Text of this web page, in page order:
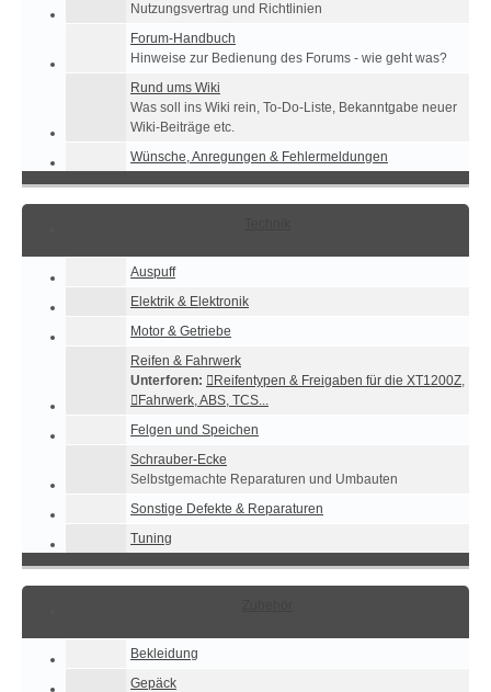
Nutzungsvertrag und Richtlinien
Forum-Handbuch
Hinweise zur Bedienung des Forums - wie geht was?
Rund ums Wiki
Was soll ins Wiki rein, To-Do-Liste, Bekanntgabe neuer
Wiki-Beiträge etc.
Wünsche, Anregungen & Fehlermeldungen
Auspuff
Elektrik & Elektronik
Motor & Getriebe
Reifen & Fahrwerk
Unterforen:
Reifentypen & Freigaben für die XT1200Z,
Fahrwerk, ABS, TCS...
Felgen und Speichen
Schrauber-Ecke
Selbstgemachte Reparaturen und Umbauten
Sonstige Defekte & Reparaturen
Tuning
Bekleidung
Gepäck